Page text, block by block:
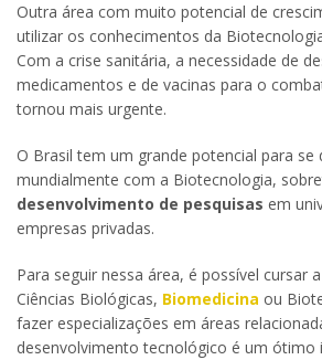
Outra área com muito potencial de
utilizar os conhecimentos da
Com a crise sanitária, a necessidade de
medicamentos e de vacinas para o
tornou mais urgente.
O Brasil tem um grande potencial para se
mundialmente com a Biotecnologia,
desenvolvimento de pesquisas em
empresas privadas.
Para seguir nessa área, é possível cursar
Ciências Biológicas, Biomedicina ou
fazer especializações em áreas
desenvolvimento tecnológico é um ótimo